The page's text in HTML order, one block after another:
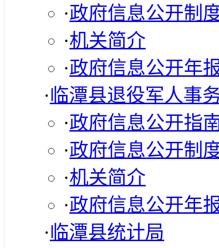
·政府信息公开制
·机关简介
·政府信息公开年
·临潭县退役军人事
·政府信息公开指
·政府信息公开制
·机关简介
·政府信息公开年
·临潭县统计局